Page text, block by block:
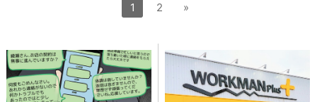
1 2 »